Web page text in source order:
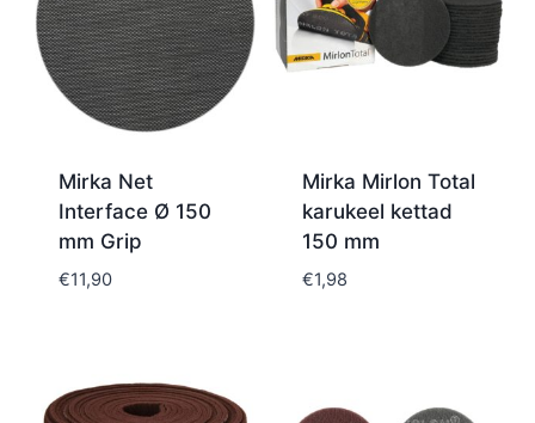
Mirka Net
Interface Ø 150
mm Grip
€11,90
Mirka Mirlon Total
karukeel kettad
150 mm
€1,98